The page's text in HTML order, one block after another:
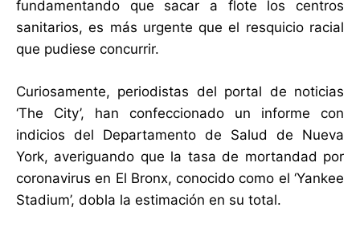
fundamentando que sacar a flote los centros
sanitarios, es más urgente que el resquicio racial
que pudiese concurrir.
Curiosamente, periodistas del portal de noticias
‘The City’, han confeccionado un informe con
indicios del Departamento de Salud de Nueva
York, averiguando que la tasa de mortandad por
coronavirus en El Bronx, conocido como el ‘Yankee
Stadium’, dobla la estimación en su total.